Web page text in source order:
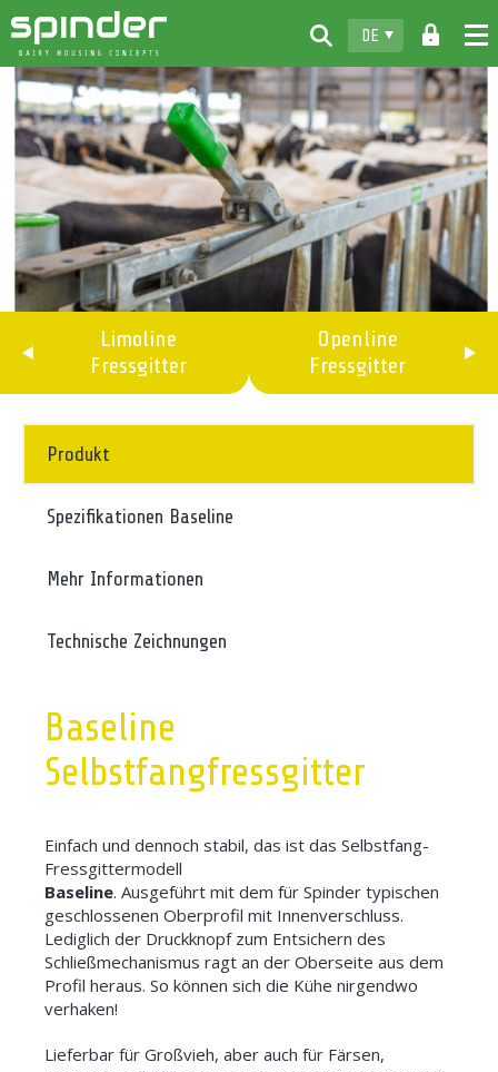
DE
Home
Produkte
Info & Muster
Spinder
Vertragshändler
Kontakt
Produkt
Spezifikationen Baseline
Mehr Informationen
Technische Zeichnungen
Baseline
Selbstfangfressgitter
Einfach und dennoch stabil, das ist das Selbstfang-
Fressgittermodell
Baseline. Ausgeführt mit dem für Spinder typischen
geschlossenen Oberprofil mit Innenverschluss.
Lediglich der Druckknopf zum Entsichern des
Schließmechanismus ragt an der Oberseite aus dem
Profil heraus. So können sich die Kühe nirgendwo
verhaken!
Lieferbar für Großvieh, aber auch für Färsen,
Limoline
Fressgitter
Openline
Fressgitter